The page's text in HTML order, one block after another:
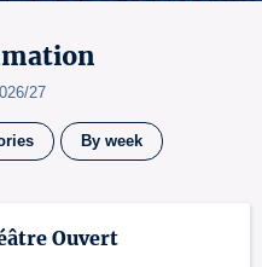
27
By week
Ouvert